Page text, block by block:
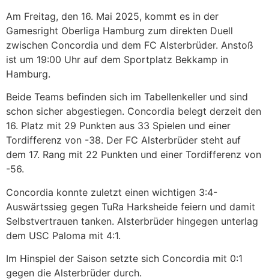
Am Freitag, den 16. Mai 2025, kommt es in der
Gamesright Oberliga Hamburg zum direkten Duell
zwischen Concordia und dem FC Alsterbrüder. Anstoß
ist um 19:00 Uhr auf dem Sportplatz Bekkamp in
Hamburg.
Beide Teams befinden sich im Tabellenkeller und sind
schon sicher abgestiegen. Concordia belegt derzeit den
16. Platz mit 29 Punkten aus 33 Spielen und einer
Tordifferenz von -38. Der FC Alsterbrüder steht auf
dem 17. Rang mit 22 Punkten und einer Tordifferenz von
-56.
Concordia konnte zuletzt einen wichtigen 3:4-
Auswärtssieg gegen TuRa Harksheide feiern und damit
Selbstvertrauen tanken. Alsterbrüder hingegen unterlag
dem USC Paloma mit 4:1.
Im Hinspiel der Saison setzte sich Concordia mit 0:1
gegen die Alsterbrüder durch.